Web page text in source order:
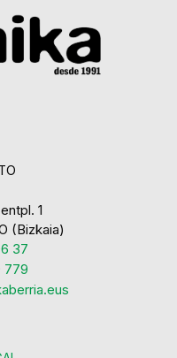
1
(Bizkaia)
37